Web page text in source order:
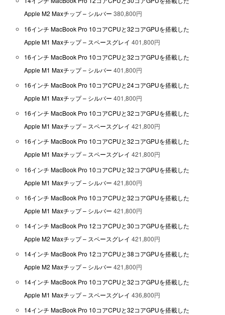
Apple M2 Maxチップ – シルバー 380,800円
16インチ MacBook Pro 10コアCPUと32コアGPUを搭載した
Apple M1 Maxチップ – スペースグレイ 401,800円
16インチ MacBook Pro 10コアCPUと32コアGPUを搭載した
Apple M1 Maxチップ – シルバー 401,800円
16インチ MacBook Pro 10コアCPUと24コアGPUを搭載した
Apple M1 Maxチップ – シルバー 401,800円
16インチ MacBook Pro 10コアCPUと32コアGPUを搭載した
Apple M1 Maxチップ – スペースグレイ 421,800円
16インチ MacBook Pro 10コアCPUと32コアGPUを搭載した
Apple M1 Maxチップ – スペースグレイ 421,800円
16インチ MacBook Pro 10コアCPUと32コアGPUを搭載した
Apple M1 Maxチップ – シルバー 421,800円
16インチ MacBook Pro 10コアCPUと32コアGPUを搭載した
Apple M1 Maxチップ – シルバー 421,800円
14インチ MacBook Pro 12コアCPUと30コアGPUを搭載した
Apple M2 Maxチップ – スペースグレイ 421,800円
14インチ MacBook Pro 12コアCPUと38コアGPUを搭載した
Apple M2 Maxチップ – シルバー 421,800円
14インチ MacBook Pro 10コアCPUと32コアGPUを搭載した
Apple M1 Maxチップ – スペースグレイ 436,800円
14インチ MacBook Pro 10コアCPUと32コアGPUを搭載した